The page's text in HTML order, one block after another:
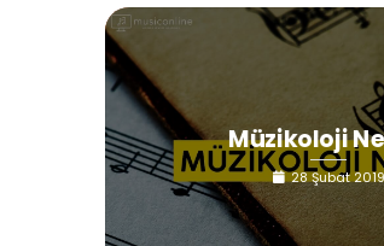
Müzikoloji
28 Şubat 2019